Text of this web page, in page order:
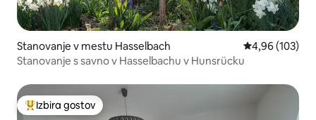
Stanovanje v mestu Hasselbach Povprečna
4,96 (103)
Stanovanje s savno v Hasselbachu v Hunsrücku
Najbolj priljubljena prenočišča z značko »Izbira gostov«
Izbira gostov